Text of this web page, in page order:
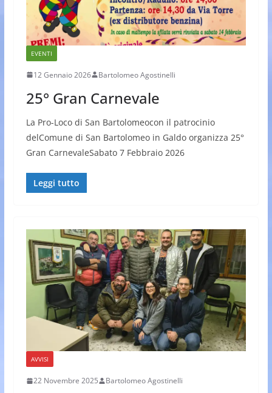
EVENTI
12 Gennaio 2026 Bartolomeo Agostinelli
25° Gran Carnevale
La Pro-Loco di San Bartolomeocon il patrocinio
delComune di San Bartolomeo in Galdo organizza 25°
Gran CarnevaleSabato 7 Febbraio 2026
Leggi tutto
AVVISI
22 Novembre 2025 Bartolomeo Agostinelli